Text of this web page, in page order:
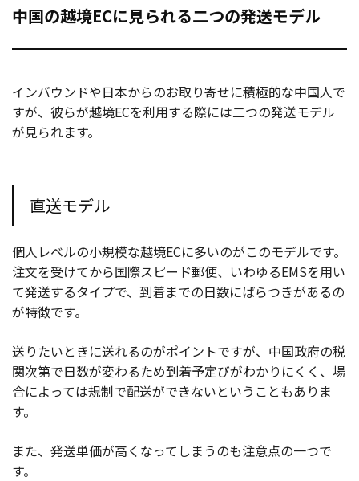
中国の越境ECに見られる二つの発送モデル
インバウンドや日本からのお取り寄せに積極的な中国人で
すが、彼らが越境ECを利用する際には二つの発送モデル
が見られます。
直送モデル
個人レベルの小規模な越境ECに多いのがこのモデルです。
注文を受けてから国際スピード郵便、いわゆるEMSを用い
て発送するタイプで、到着までの日数にばらつきがあるの
が特徴です。
送りたいときに送れるのがポイントですが、中国政府の税
関次第で日数が変わるため到着予定びがわかりにくく、場
合によっては規制で配送ができないということもありま
す。
また、発送単価が高くなってしまうのも注意点の一つで
す。